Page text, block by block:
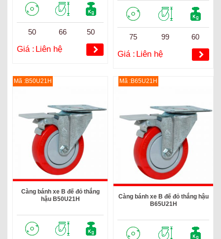
50 66 50
Giá : Liên hệ
75 99 60
Giá : Liên hệ
Mã :B50U21H
Càng bánh xe B đế đỏ thắng
hậu B50U21H
Mã :B65U21H
Càng bánh xe B đế đỏ thắng hậu
B65U21H